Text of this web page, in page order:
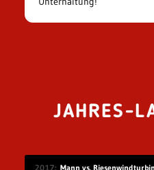
JAHRES-
2017 Mann vs.